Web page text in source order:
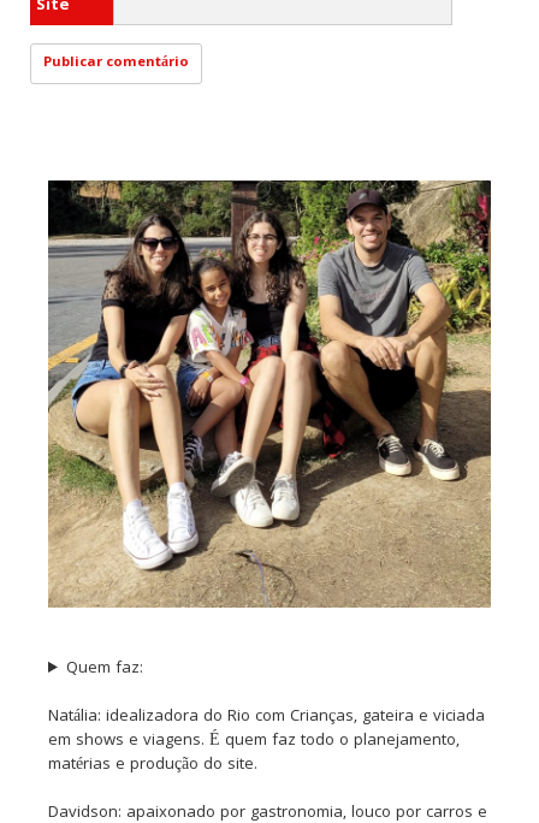
Site
Quem faz:
Natália: idealizadora do Rio com Crianças, gateira e viciada
em shows e viagens. É quem faz todo o planejamento,
matérias e produção do site.
Davidson: apaixonado por gastronomia, louco por carros e